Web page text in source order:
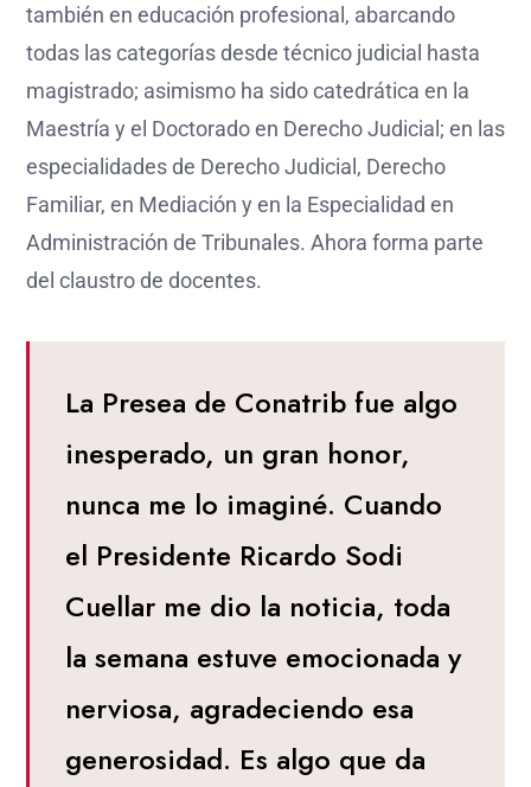
también en educación profesional, abarcando
todas las categorías desde técnico judicial hasta
magistrado; asimismo ha sido catedrática en la
Maestría y el Doctorado en Derecho Judicial; en las
especialidades de Derecho Judicial, Derecho
Familiar, en Mediación y en la Especialidad en
Administración de Tribunales. Ahora forma parte
del claustro de docentes.
La Presea de Conatrib fue algo
inesperado, un gran honor,
nunca me lo imaginé. Cuando
el Presidente Ricardo Sodi
Cuellar me dio la noticia, toda
la semana estuve emocionada y
nerviosa, agradeciendo esa
generosidad. Es algo que da